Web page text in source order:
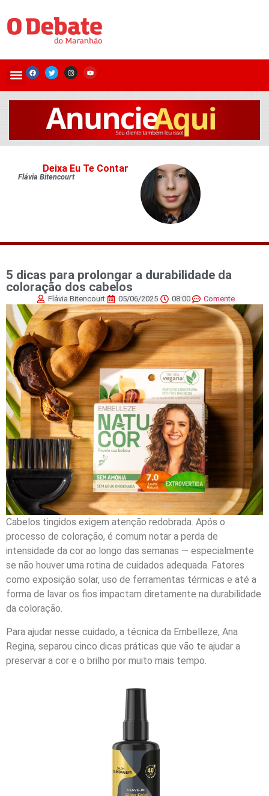
Deixa Eu Te Contar
Flávia Bitencourt
5 dicas para prolongar a durabilidade da
coloração dos cabelos
Flávia Bitencourt 05/06/2025 08:00 Comente
Cabelos tingidos exigem atenção redobrada. Após o
processo de coloração, é comum notar a perda de
intensidade da cor ao longo das semanas — especialmente
se não houver uma rotina de cuidados adequada. Fatores
como exposição solar, uso de ferramentas térmicas e até a
forma de lavar os fios impactam diretamente na durabilidade
da coloração.
Para ajudar nesse cuidado, a técnica da Embelleze, Ana
Regina, separou cinco dicas práticas que vão te ajudar a
preservar a cor e o brilho por muito mais tempo.